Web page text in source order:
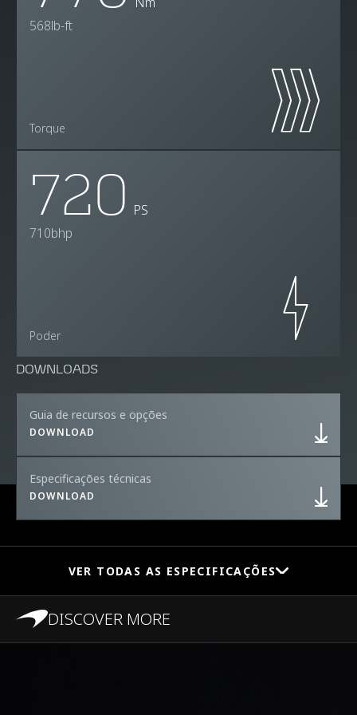
568lb-ft
Torque
720 PS
710bhp
Poder
DOWNLOADS
Guia de recursos e opções
DOWNLOAD
Especificações técnicas
DOWNLOAD
VER TODAS AS ESPECIFICAÇÕES
DISCOVER MORE